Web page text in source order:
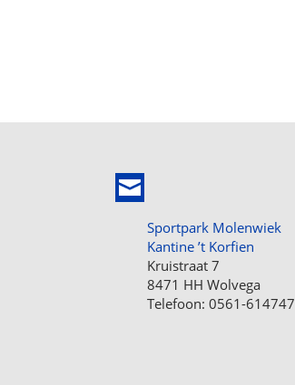
Sportpark Molenwiek
Kantine ’t Korfien
Kruistraat 7
8471 HH Wolvega
Telefoon: 0561-614747